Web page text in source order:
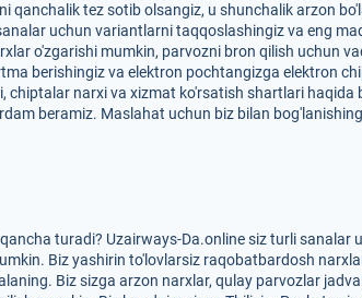
qanchalik tez sotib olsangiz, u shunchalik arzon
uchun variantlarni taqqoslashingiz va eng
o'zgarishi mumkin, parvozni bron qilish uchun
berishingiz va elektron pochtangizga elektron
chiptalar narxi va xizmat ko'rsatish shartlari
beramiz. Maslahat uchun biz bilan
turadi? Uzairways-Da.online siz turli
Biz yashirin to'lovlarsiz raqobatbardosh
Biz sizga arzon narxlar, qulay parvozlar